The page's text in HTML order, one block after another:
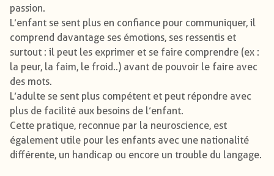
passion.
L’enfant se sent plus en confiance pour communiquer, il
comprend davantage ses émotions, ses ressentis et
surtout : il peut les exprimer et se faire comprendre (ex :
la peur, la faim, le froid..) avant de pouvoir le faire avec
des mots.
L’adulte se sent plus compétent et peut répondre avec
plus de facilité aux besoins de l’enfant.
Cette pratique, reconnue par la neuroscience, est
également utile pour les enfants avec une nationalité
différente, un handicap ou encore un trouble du langage.